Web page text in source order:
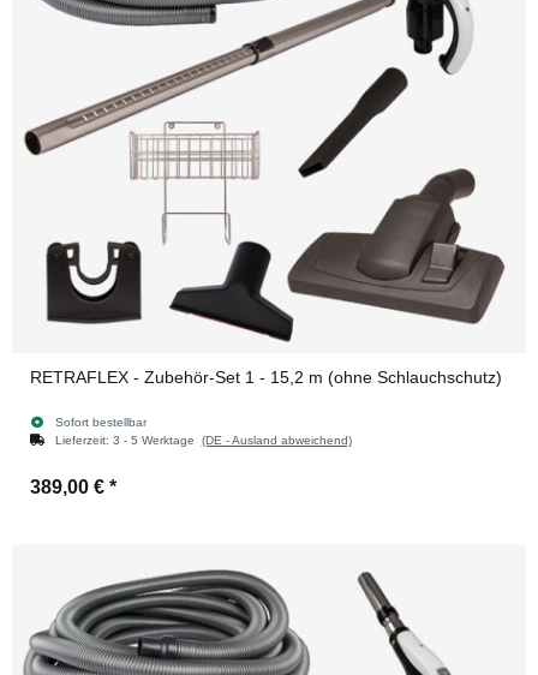
RETRAFLEX - Zubehör-Set 1 - 15,2 m (ohne Schlauchschutz)
Sofort bestellbar
Lieferzeit: 3 - 5 Werktage (DE - Ausland abweichend)
389,00 € *